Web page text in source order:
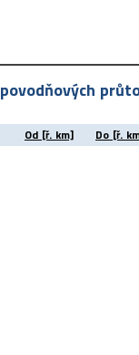
Od [ř. km] Do [ř.